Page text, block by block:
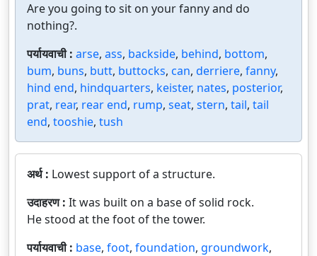
Are you going to sit on your fanny and do
nothing?.
पर्यायवाची : arse, ass, backside, behind, bottom,
bum, buns, butt, buttocks, can, derriere, fanny,
hind end, hindquarters, keister, nates, posterior,
prat, rear, rear end, rump, seat, stern, tail, tail
end, tooshie, tush
अर्थ : Lowest support of a structure.
उदाहरण : It was built on a base of solid rock.
He stood at the foot of the tower.
पर्यायवाची : base, foot, foundation, groundwork,